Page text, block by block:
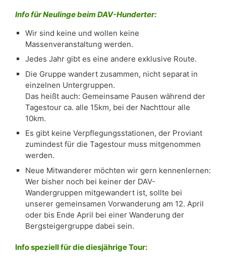
Info für Neulinge beim DAV-Hunderter:
Wir sind keine und wollen keine
Massenveranstaltung werden.
Jedes Jahr gibt es eine andere exklusive Route.
Die Gruppe wandert zusammen, nicht separat in
einzelnen Untergruppen.
Das heißt auch: Gemeinsame Pausen während der
Tagestour ca. alle 15km, bei der Nachttour alle
10km.
Es gibt keine Verpflegungsstationen, der Proviant
zumindest für die Tagestour muss mitgenommen
werden.
Neue Mitwanderer möchten wir gern kennenlernen:
Wer bisher noch bei keiner der DAV-
Wandergruppen mitgewandert ist, sollte bei
unserer gemeinsamen Vorwanderung am 12. April
oder bis Ende April bei einer Wanderung der
Bergsteigergruppe dabei sein.
Info speziell für die diesjährige Tour: